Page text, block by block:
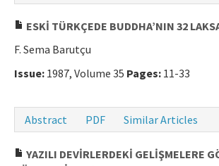
Manuscript Submission
ESKİ TÜRKÇEDE BUDDHA’NIN 32
F. Sema Barutçu
Issue: 1987, Volume 35 Pages: 11-33
Abstract
PDF Similar Articles
YAZILI DEVİRLERDEKİ GELİŞMELERE